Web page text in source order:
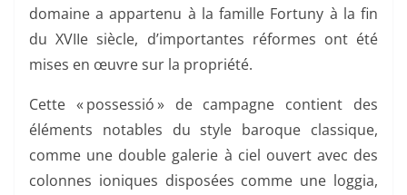
domaine a appartenu à la famille Fortuny à la fin
du XVIIe siècle, d’importantes réformes ont été
mises en œuvre sur la propriété.
Cette « possessió » de campagne contient des
éléments notables du style baroque classique,
comme une double galerie à ciel ouvert avec des
colonnes ioniques disposées comme une loggia,